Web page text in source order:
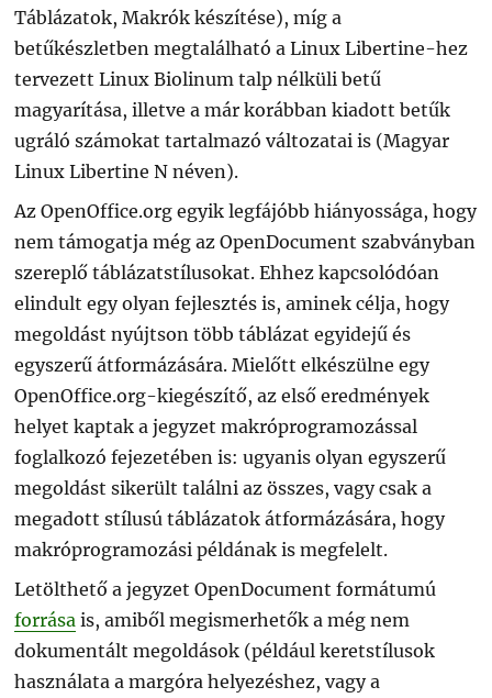
Táblázatok, Makrók készítése), míg a
betűkészletben megtalálható a Linux Libertine-hez
tervezett Linux Biolinum talp nélküli betű
magyarítása, illetve a már korábban kiadott betűk
ugráló számokat tartalmazó változatai is (Magyar
Linux Libertine N néven).
Az OpenOffice.org egyik legfájóbb hiányossága, hogy
nem támogatja még az OpenDocument szabványban
szereplő táblázatstílusokat. Ehhez kapcsolódóan
elindult egy olyan fejlesztés is, aminek célja, hogy
megoldást nyújtson több táblázat egyidejű és
egyszerű átformázására. Mielőtt elkészülne egy
OpenOffice.org-kiegészítő, az első eredmények
helyet kaptak a jegyzet makróprogramozással
foglalkozó fejezetében is: ugyanis olyan egyszerű
megoldást sikerült találni az összes, vagy csak a
megadott stílusú táblázatok átformázására, hogy
makróprogramozási példának is megfelelt.
Letölthető a jegyzet OpenDocument formátumú
forrása is, amiből megismerhetők a még nem
dokumentált megoldások (például keretstílusok
használata a margóra helyezéshez, vagy a